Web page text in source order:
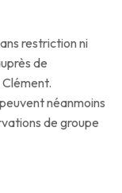
restriction ni
de
Clément.
néanmoins
de groupe